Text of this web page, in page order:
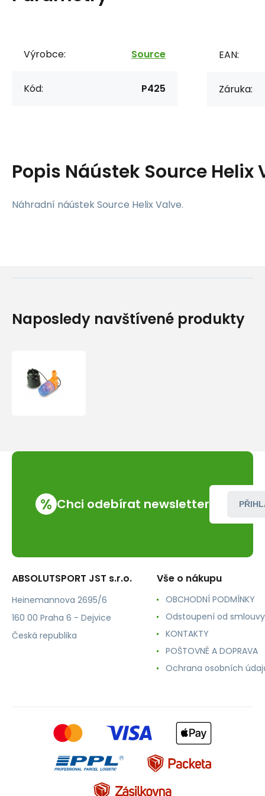
Výrobce: Source
Kód: P425
EAN:
Záruka:
Popis Náústek Source Helix
Náhradní náústek Source Helix Valve.
Naposledy navštívené produkty
% Chci odebírat newsletter
ABSOLUTSPORT JST s.r.o.
Heinemannova 2695/6
160 00 Praha 6 - Dejvice
Česká republika
Vše o nákupu
OBCHODNÍ PODMÍNKY
Odstoupení od smlouvy
KONTAKTY
POŠTOVNÉ A DOPRAVA
Ochrana osobních